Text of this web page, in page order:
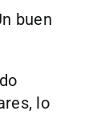
buen
lo